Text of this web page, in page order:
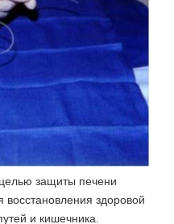
защиты печени
восстановления здоровой
и кишечника.